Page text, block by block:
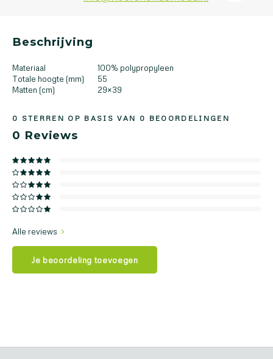
Beschrijving
Materiaal
100% polypropyleen
Totale hoogte (mm)
55
Matten (cm)
29×39
0 STERREN OP BASIS VAN 0 BEOORDELINGEN
0 Reviews
Alle reviews
Je beoordeling toevoegen